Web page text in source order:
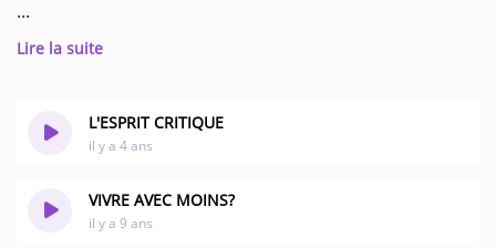
Participate
DEDICATIONS
Lire la suite
L'ESPRIT CRITIQUE
il y a 4 ans
VIVRE AVEC MOINS?
il y a 9 ans